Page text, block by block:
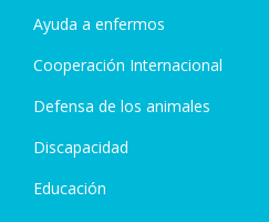
Ayuda a enfermos
Cooperación Internacional
Defensa de los animales
Discapacidad
Educación